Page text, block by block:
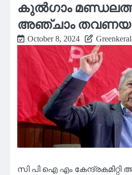
കുൽഗാം
അഞ്ചാം തവണയും
October 8, 2024
സി പി ഐ എം